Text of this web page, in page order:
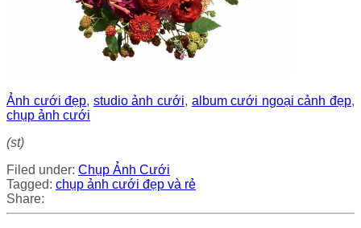
Ảnh cưới đẹp, studio ảnh cưới, album cưới ngoại cảnh đẹp,
chụp ảnh cưới
(st)
Filed under: Chụp Ảnh Cưới
Tagged: chụp ảnh cưới đẹp và rẻ
Share: